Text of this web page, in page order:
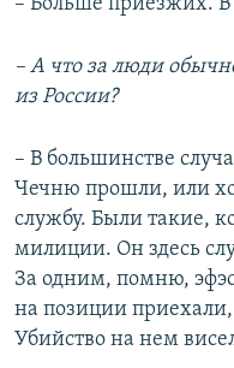
– А что за люди
из России?
– В большинстве
Чечню прошли, или
службу. Были такие,
милиции. Он здесь
За одним, помню,
на позиции
Убийство на нем